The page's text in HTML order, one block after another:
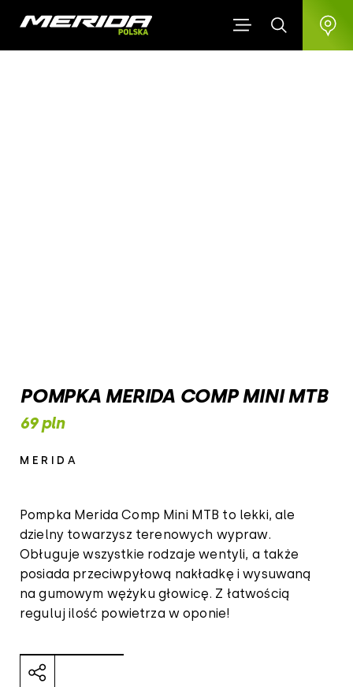
POMPKA MERIDA COMP MINI MTB
69 pln
MERIDA
Pompka Merida Comp Mini MTB to lekki, ale
dzielny towarzysz terenowych wypraw.
Obługuje wszystkie rodzaje wentyli, a także
posiada przeciwpyłową nakładkę i wysuwaną
na gumowym wężyku głowicę. Z łatwością
reguluj ilość powietrza w oponie!